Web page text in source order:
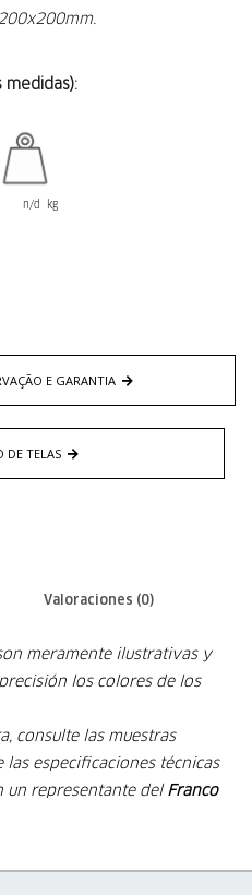
medidas):
n/d kg
E GARANTIA
DE TELAS
Valoraciones (0)
meramente ilustrativas y
los colores de los
consulte las muestras
especificaciones técnicas
un representante delFranco